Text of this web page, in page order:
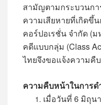
สามัญตามกระบวนกา
ความเสียหายที่เกิดขึ้
คอร์ปอเรชั่น จำกัด (ม
คดีแบบกลุ่ม (Class
ไทยจึงขอแจ้งความคื
ความคืบหน้าในการด
เมื่อวันที่ 6 มิถุน